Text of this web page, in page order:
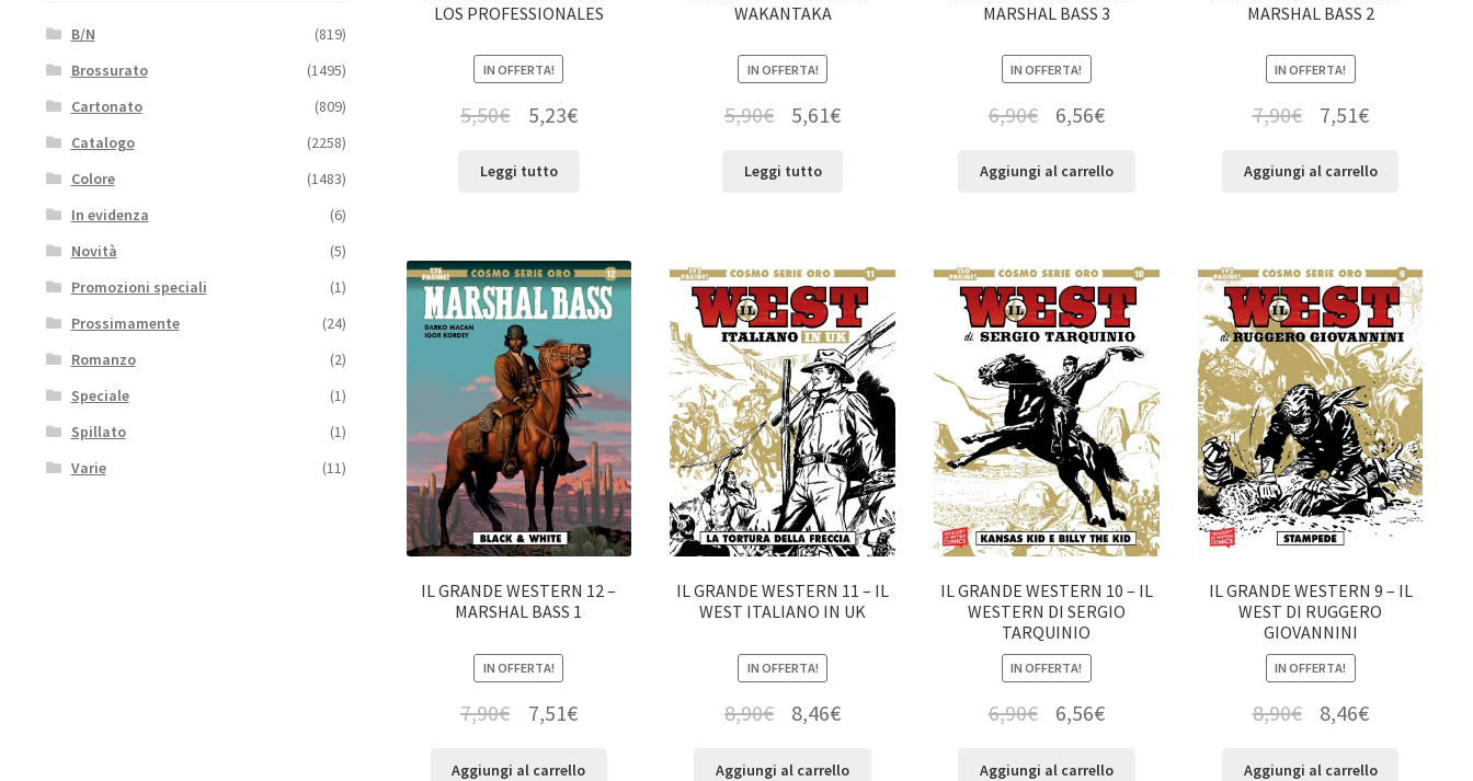
LOS PROFESSIONALES
IN OFFERTA!
5,50€ 5,23€
Leggi tutto
WAKANTAKA
IN OFFERTA!
5,90€ 5,61€
Leggi tutto
MARSHAL BASS 3
IN OFFERTA!
6,90€ 6,56€
Aggiungi al carrello
MARSHAL BASS 2
IN OFFERTA!
7,90€ 7,51€
Aggiungi al carrello
IL GRANDE WESTERN 12 –
MARSHAL BASS 1
IN OFFERTA!
7,90€ 7,51€
Aggiungi al carrello
IL GRANDE WESTERN 11 – IL
WEST ITALIANO IN UK
IN OFFERTA!
8,90€ 8,46€
Aggiungi al carrello
IL GRANDE WESTERN 10 – IL
WESTERN DI SERGIO
TARQUINIO
IN OFFERTA!
6,90€ 6,56€
Aggiungi al carrello
IL GRANDE WESTERN 9 – IL
WEST DI RUGGERO
GIOVANNINI
IN OFFERTA!
8,90€ 8,46€
Aggiungi al carrello
B/N
(819)
Brossurato
(1495)
Cartonato
(809)
Catalogo
(2258)
Colore
(1483)
In evidenza
(6)
Novità
(5)
Promozioni speciali
(1)
Prossimamente
(24)
Romanzo
(2)
Speciale
(1)
Spillato
(1)
Varie
(11)